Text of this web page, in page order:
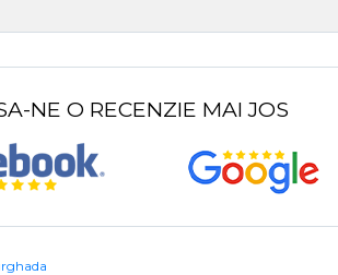
NE O RECENZIE MAI JOS